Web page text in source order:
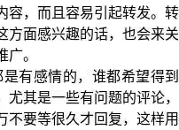
容，而且容易引起转发。转
方面感兴趣的话，也会来关
。
有感情的，谁都希望得到
其是一些有问题的评论，
不要等很久才回复，这样用